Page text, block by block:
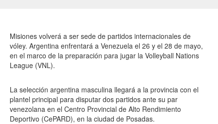
Misiones volverá a ser sede de partidos internacionales de
vóley. Argentina enfrentará a Venezuela el 26 y el 28 de mayo,
en el marco de la preparación para jugar la Volleyball Nations
League (VNL).
La selección argentina masculina llegará a la provincia con el
plantel principal para disputar dos partidos ante su par
venezolana en el Centro Provincial de Alto Rendimiento
Deportivo (CePARD), en la ciudad de Posadas.